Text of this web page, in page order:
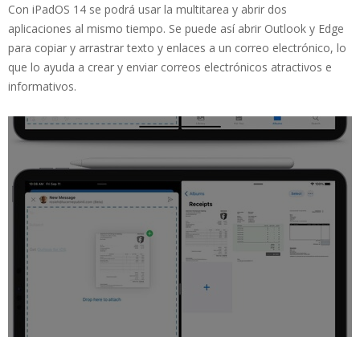
Con iPadOS 14 se podrá usar la multitarea y abrir dos
aplicaciones al mismo tiempo. Se puede así abrir Outlook y Edge
para copiar y arrastrar texto y enlaces a un correo electrónico, lo
que lo ayuda a crear y enviar correos electrónicos atractivos e
informativos.